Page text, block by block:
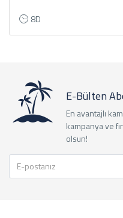
8D
E-Bülten
En avantajlı
kampanya ve
olsun!